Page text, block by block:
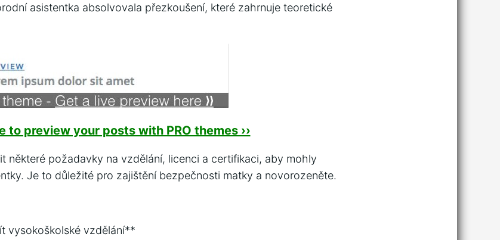
asistentka absolvovala přezkoušení, které zahrnuje teoretické
to preview your posts with PRO themes ››
některé požadavky na vzdělání, licenci a certifikaci, aby mohly
Je to důležité pro zajištění bezpečnosti matky a novorozeněte.
vysokoškolské vzdělání**